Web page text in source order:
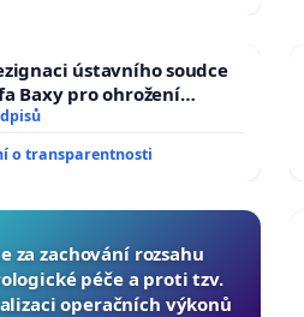
ústavního soudce
Baxy pro ohrožení
spravedlivý proces
o transparentnosti
za zachování rozsahu
péče a proti tzv.
operačních výkonů